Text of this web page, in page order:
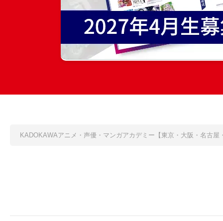
KADOKAWAアニメ・声優・マンガアカデミー【東京・大阪・名古屋